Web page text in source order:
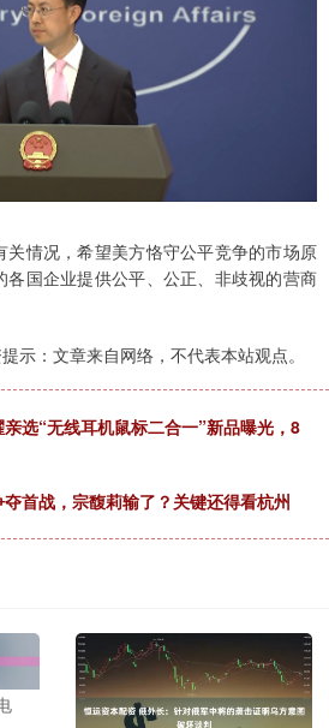
情况，希望美方恪守公平竞争的市场原
各国企业提供公平、公正、非歧视的营商
示：文章来自网络，不代表本站观点。
选“无线耳机鼠标二合一”新品曝光，8
首战，宗馥莉输了？关键还得看杭州